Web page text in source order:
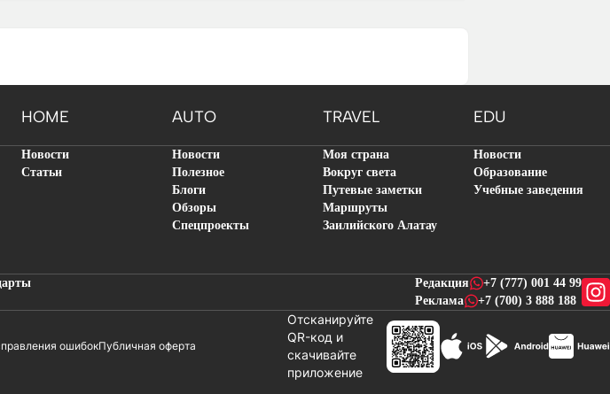
HOME AUTO TRAVEL EDU
Новости
Статьи
Новости
Полезное
Блоги
Обзоры
Спецпроекты
Моя страна
Вокруг света
Путевые заметки
Маршруты
Заилийского Алатау
Новости
Образование
Учебные заведения
Редакция
+7 (777) 001 44 99
Реклама
+7 (700) 3 888 188
ошибокПубличная оферта
Отсканируйте
QR-код и
скачивайте
приложениеновостей